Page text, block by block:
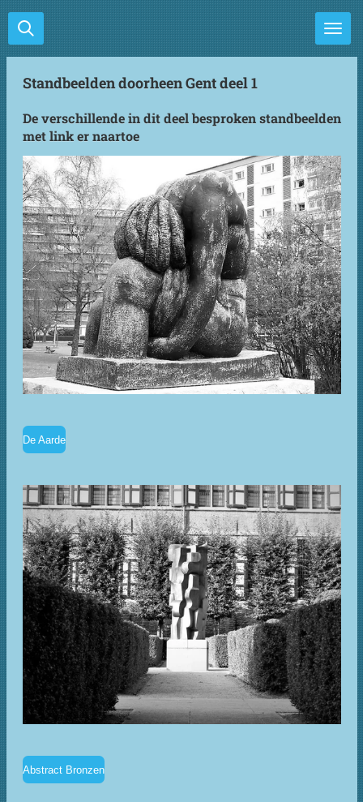
Ga
direct
naar
hoofdinhoud
Standbeelden doorheen Gent deel 1
De verschillende in dit deel besproken standbeelden
met link er naartoe
De Aarde
Abstract Bronzen